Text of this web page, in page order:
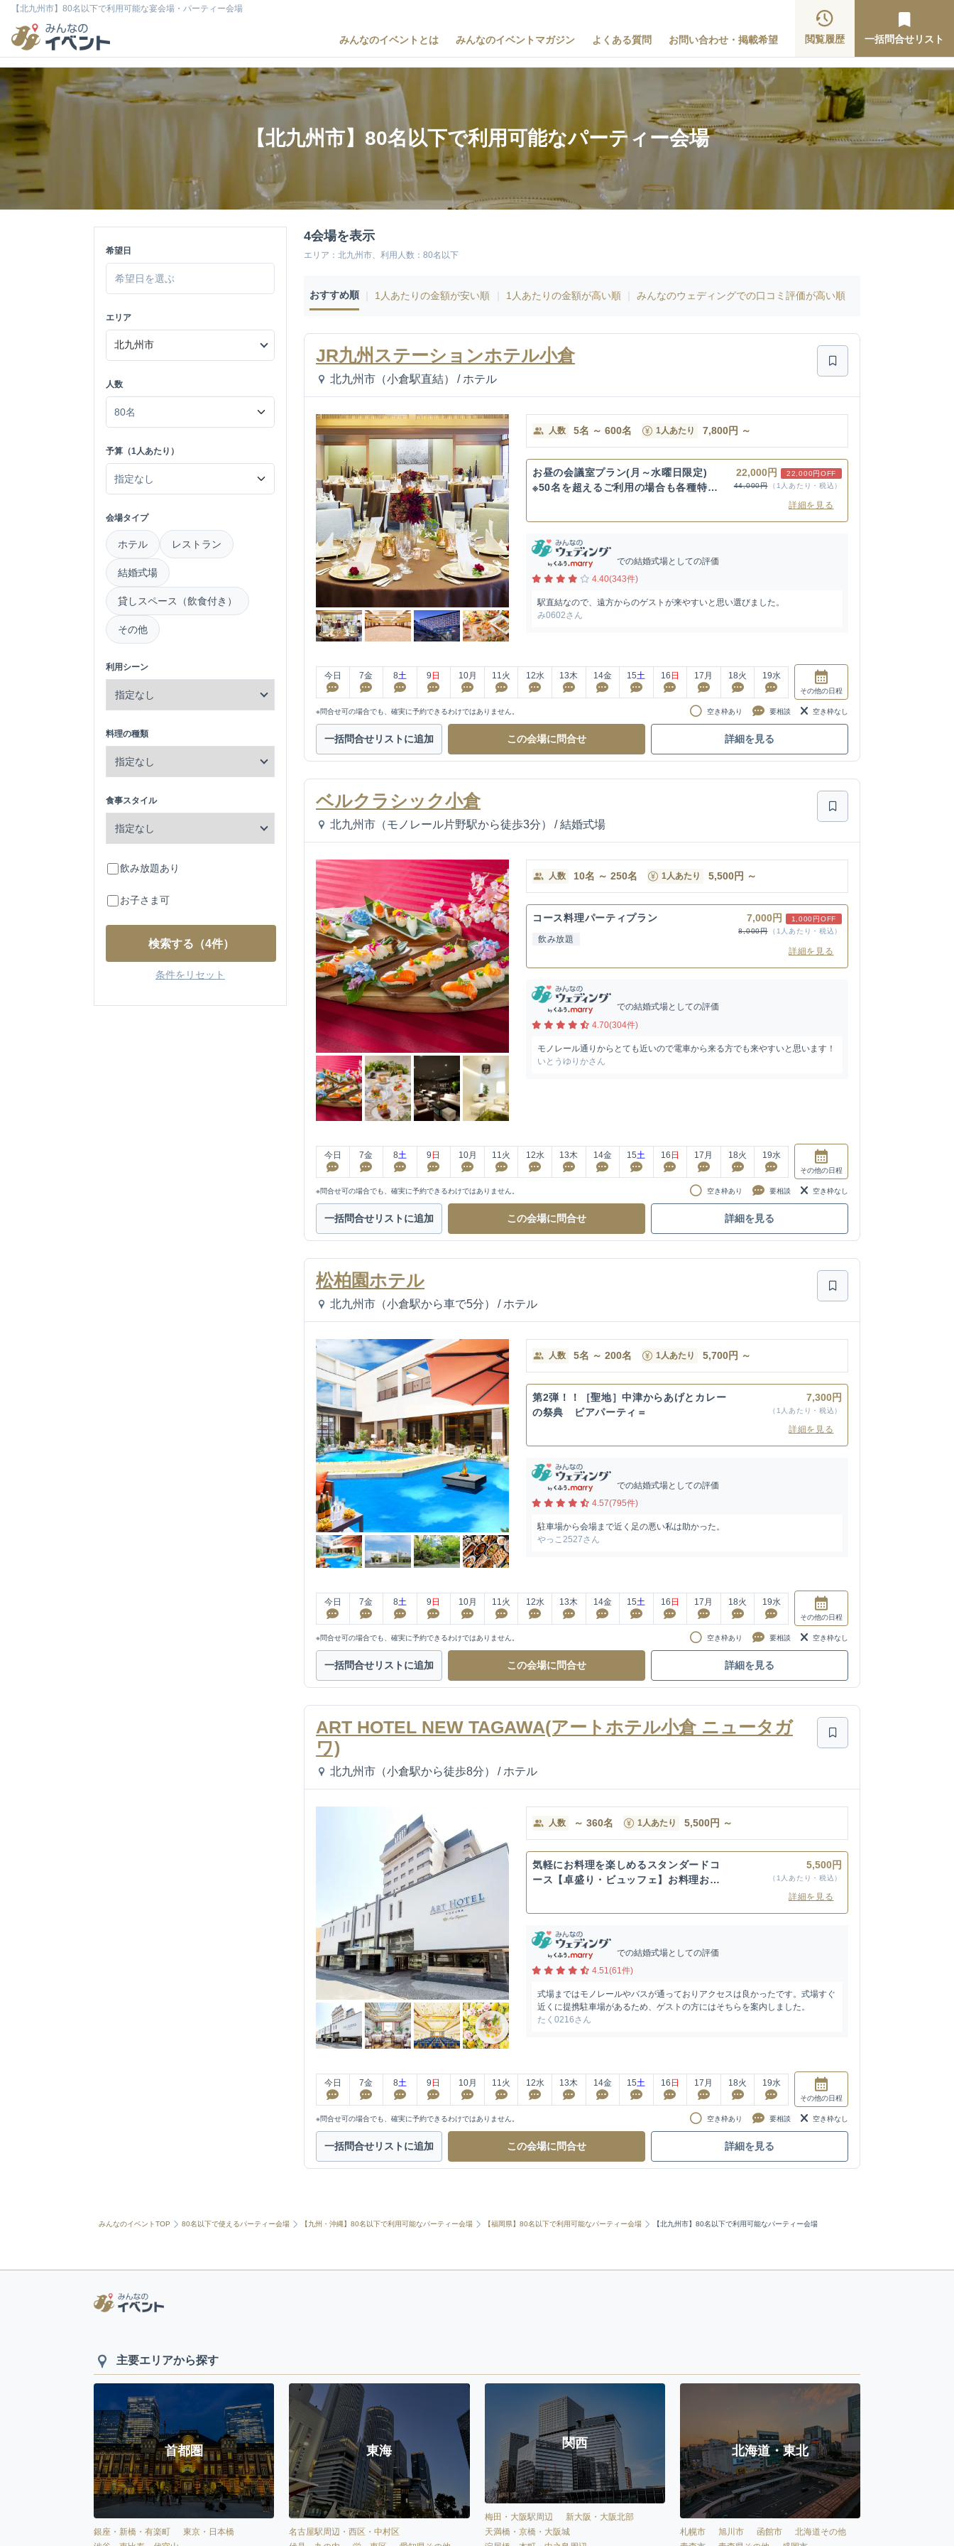
【北九州市】80名以下で利用可能な宴会場・パーティー会場
みんなのイベントとは みんなのイベントマガジン よくある質問 お問い合わせ・掲載希望 閲覧履歴 一括問合せリスト
【北九州市】80名以下で利用可能なパーティー会場
希望日
エリア
人数
予算（1人あたり）
会場タイプ
ホテル レストラン
結婚式場
貸しスペース（飲食付き）
その他
利用シーン
料理の種類
食事スタイル
飲み放題あり
お子さま可
検索する （4件）
条件をリセット
4会場を表示
エリア：北九州市、利用人数：80名以下
おすすめ順 1人あたりの金額が安い順 1人あたりの金額が高い順 みんなのウェディングでの口コミ評価が高い順
JR九州ステーションホテル小倉
北九州市（小倉駅直結） / ホテル
人数 5名 ～ 600名 1人あたり 7,800円 ～
お昼の会議室プラン(月～水曜日限定)
※50名を超えるご利用の場合も各種特
22,000円
22,000円OFF
44,000円
（1人あたり・税込）
詳細を見る
での結婚式場としての評価
4.40(343件)
駅直結なので、遠方からのゲストが来やすいと思い選びました。
み0602さん
今日 7金 8土 9 日 10月 11火 12水 13木 14金 15土 16 日 17 月 18火 19水
その他の日程
※問合せ可の場合でも、確実に予約できるわけではありません。 空き枠あり 要相談 空き枠なし
一括問合せリストに追加 この会場に問合せ 詳細を見る
ベルクラシック小倉
北九州市（モノレール片野駅から徒歩3分） / 結婚式場
人数 10名 ～ 250名 1人あたり 5,500円 ～
コース料理パーティプラン
飲み放題
7,000円
1,000円OFF
8,000円
（1人あたり・税込）
詳細を見る
での結婚式場としての評価
4.70(304件)
モノレール通りからとても近いので電車から来る方でも来やすいと思います！
いとうゆりかさん
今日 7金 8土 9 日 10月 11火 12水 13木 14金 15土 16 日 17 月 18火 19水
その他の日程
※問合せ可の場合でも、確実に予約できるわけではありません。 空き枠あり 要相談 空き枠なし
一括問合せリストに追加 この会場に問合せ 詳細を見る
松柏園ホテル
北九州市（小倉駅から車で5分） / ホテル
人数 5名 ～ 200名 1人あたり 5,700円 ～
第2弾！！［聖地］中津からあげとカレー
の祭典 ビアパーティ＝
7,300円
（1人あたり・税込）
詳細を見る
での結婚式場としての評価
4.57(795件)
駐車場から会場まで近く足の悪い私は助かった。
やっこ2527さん
今日 7金 8土 9 日 10月 11火 12水 13木 14金 15土 16 日 17 月 18火 19水
その他の日程
※問合せ可の場合でも、確実に予約できるわけではありません。 空き枠あり 要相談 空き枠なし
一括問合せリストに追加 この会場に問合せ 詳細を見る
ART HOTEL NEW TAGAWA(アートホテル小倉 ニュータガ
ワ)
北九州市（小倉駅から徒歩8分） / ホテル
人数 ～ 360名 1人あたり 5,500円 ～
気軽にお料理を楽しめるスタンダードコ
ース【卓盛り・ビュッフェ】お料理お一
5,500円
（1人あたり・税込）
詳細を見る
での結婚式場としての評価
4.51(61件)
式場まではモノレールやバスが通っておりアクセスは良かったです。式場すぐ
近くに提携駐車場があるため、ゲストの方にはそちらを案内しました。
たく0216さん
今日 7金 8土 9 日 10月 11火 12水 13木 14金 15土 16 日 17 月 18火 19水
その他の日程
※問合せ可の場合でも、確実に予約できるわけではありません。 空き枠あり 要相談 空き枠なし
一括問合せリストに追加 この会場に問合せ 詳細を見る
みんなのイベントTOP 80名以下で使えるパーティー会場 【九州・沖縄】80名以下で利用可能なパーティー会場 【福岡県】80名以下で利用可能なパーティー会場 【北九州市】80名以下で利用可能なパーティー会場
主要エリアから探す
首都圏
銀座・新橋・有楽町
東京・日本橋
東海
名古屋駅周辺・西区・中村区
関西
梅田・大阪駅周辺
新大阪・大阪北部
天満橋・京橋・大阪城
北海道・東北
札幌市 旭川市 函館市
北海道その他